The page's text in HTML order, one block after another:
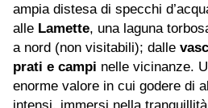
ampia distesa di specchi
alle Lamette, una laguna
a nord (non visitabili); dalle
prati e campi nelle vicinanze.
enorme valore in cui godere di